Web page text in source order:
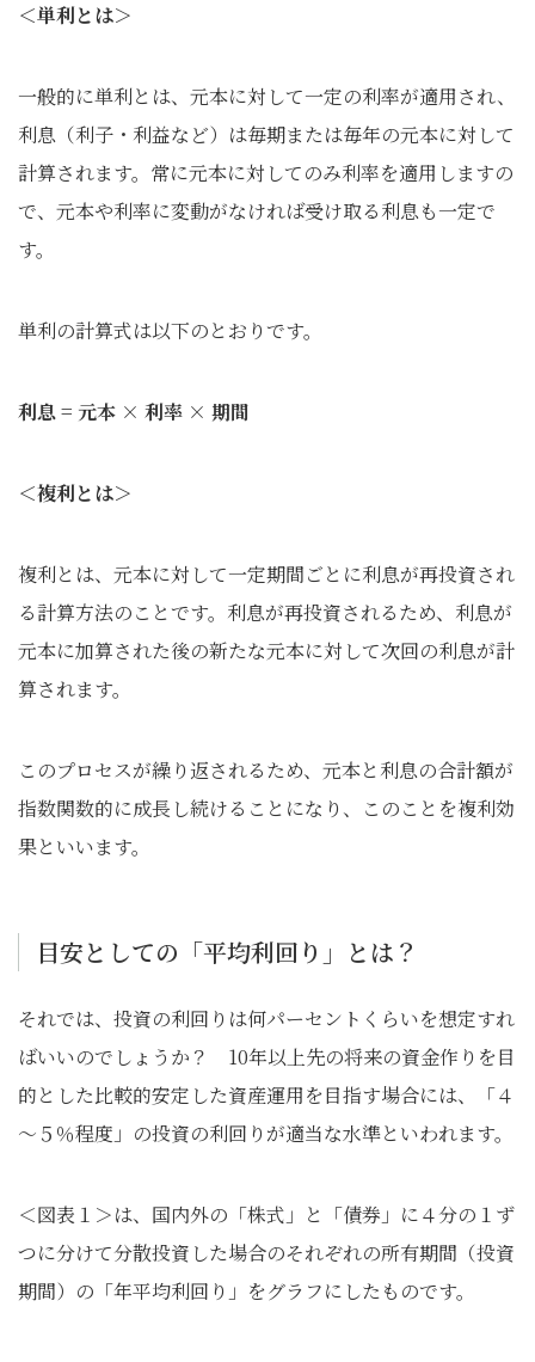
＜単利とは＞
一般的に単利とは、元本に対して一定の利率が適用され、
利息（利子・利益など）は毎期または毎年の元本に対して
計算されます。常に元本に対してのみ利率を適用しますの
で、元本や利率に変動がなければ受け取る利息も一定で
す。
単利の計算式は以下のとおりです。
利息 = 元本 × 利率 × 期間
＜複利とは＞
複利とは、元本に対して一定期間ごとに利息が再投資され
る計算方法のことです。利息が再投資されるため、利息が
元本に加算された後の新たな元本に対して次回の利息が計
算されます。
このプロセスが繰り返されるため、元本と利息の合計額が
指数関数的に成長し続けることになり、このことを複利効
果といいます。
目安としての「平均利回り」とは？
それでは、投資の利回りは何パーセントくらいを想定すれ
ばいいのでしょうか？ 10年以上先の将来の資金作りを目
的とした比較的安定した資産運用を目指す場合には、「４
～５％程度」の投資の利回りが適当な水準といわれます。
＜図表１＞は、国内外の「株式」と「債券」に４分の１ず
つに分けて分散投資した場合のそれぞれの所有期間（投資
期間）の「年平均利回り」をグラフにしたものです。